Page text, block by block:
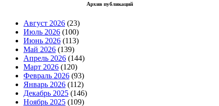
Архив публикаций
Август 2026 (23)
Июль 2026 (100)
Июнь 2026 (113)
Май 2026 (139)
Апрель 2026 (144)
Март 2026 (120)
Февраль 2026 (93)
Январь 2026 (112)
Декабрь 2025 (146)
Ноябрь 2025 (109)